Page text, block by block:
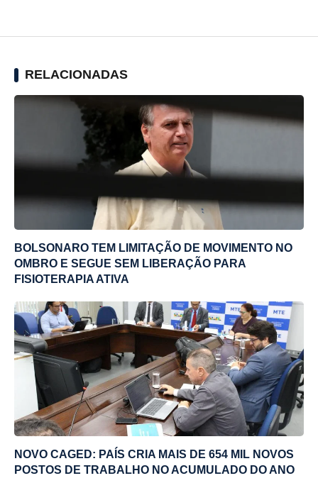
RELACIONADAS
BOLSONARO TEM LIMITAÇÃO DE MOVIMENTO NO
OMBRO E SEGUE SEM LIBERAÇÃO PARA
FISIOTERAPIA ATIVA
NOVO CAGED: PAÍS CRIA MAIS DE 654 MIL NOVOS
POSTOS DE TRABALHO NO ACUMULADO DO ANO